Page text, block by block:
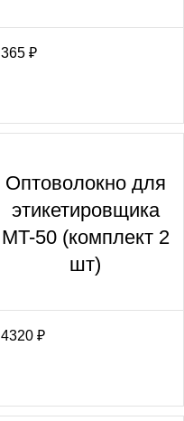
365 ₽
Оптоволокно для
этикетировщика
MT-50 (комплект 2
шт)
4320 ₽